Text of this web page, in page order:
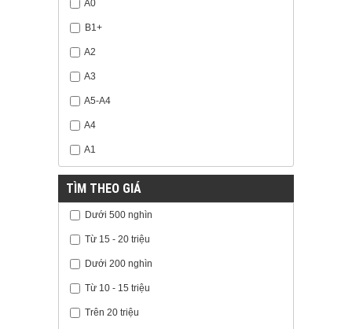
A0
B1+
A2
A3
A5-A4
A4
A1
TÌM THEO GIÁ
Dưới 500 nghìn
Từ 15 - 20 triệu
Dưới 200 nghìn
Từ 10 - 15 triệu
Trên 20 triệu